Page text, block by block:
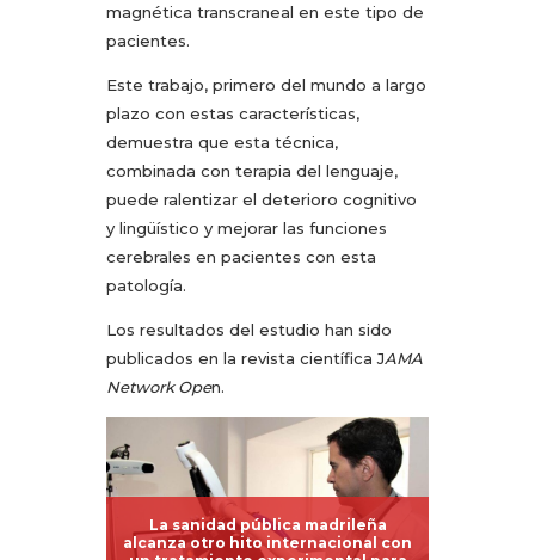
magnética transcraneal en este tipo de
pacientes.
Este trabajo, primero del mundo a largo
plazo con estas características,
demuestra que esta técnica,
combinada con terapia del lenguaje,
puede ralentizar el deterioro cognitivo
y lingüístico y mejorar las funciones
cerebrales en pacientes con esta
patología.
Los resultados del estudio han sido
publicados en la revista científica JAMA
Network Open.
La sanidad pública madrileña
alcanza otro hito internacional con